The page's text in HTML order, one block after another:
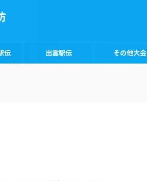
伝 出雲駅伝 その他大会